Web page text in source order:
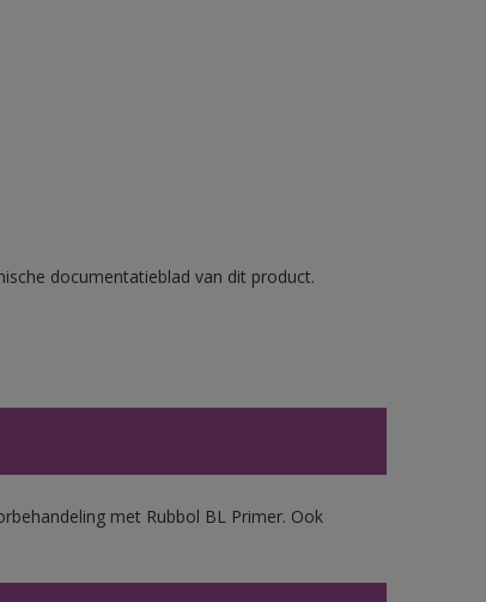
documentatieblad van dit product.
met Rubbol BL Primer. Ook